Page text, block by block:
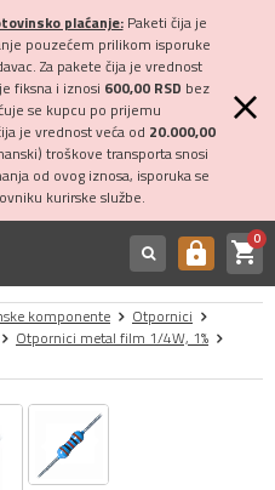
plaćanje:Paketi čija je
pouzećem prilikom isporuke
Za pakete čija je vrednost
fiksna i iznosi 600,00 RSD bez
se kupcu po prijemu
je vrednost veća od 20.000,00
troškove transporta snosi
od ovog iznosa, isporuka se
kurirske službe.
https shopping_cart0
komponente
Otpornici
Otpornici metal film 1/4W, 1%